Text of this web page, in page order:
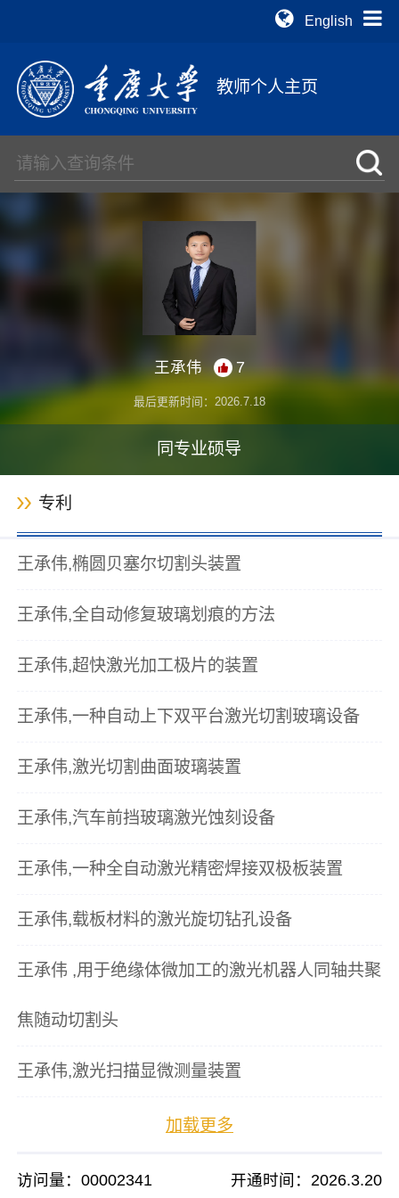
English
教师个人主页
王承伟 7
最后更新时间： 2026.7.18
同专业硕导
专利
王承伟,椭圆贝塞尔切割头装置
王承伟,全自动修复玻璃划痕的方法
王承伟,超快激光加工极片的装置
王承伟,一种自动上下双平台激光切割玻璃设备
王承伟,激光切割曲面玻璃装置
王承伟,汽车前挡玻璃激光蚀刻设备
王承伟,一种全自动激光精密焊接双极板装置
王承伟,载板材料的激光旋切钻孔设备
王承伟 ,用于绝缘体微加工的激光机器人同轴共聚
焦随动切割头
王承伟,激光扫描显微测量装置
加载更多
访问量：00002341 开通时间： 2026.3.20